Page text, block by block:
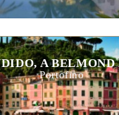
A
Portofino